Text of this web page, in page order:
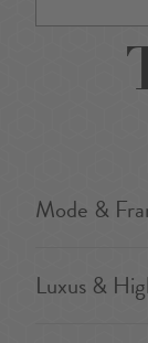
Mode &
Luxus &